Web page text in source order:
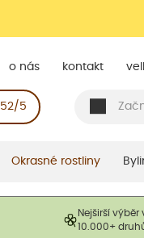
o nás kontakt
5
Okrasné rostliny
Nejširší výběr
10.000+
účely a mají
v dormantním stavu a bez